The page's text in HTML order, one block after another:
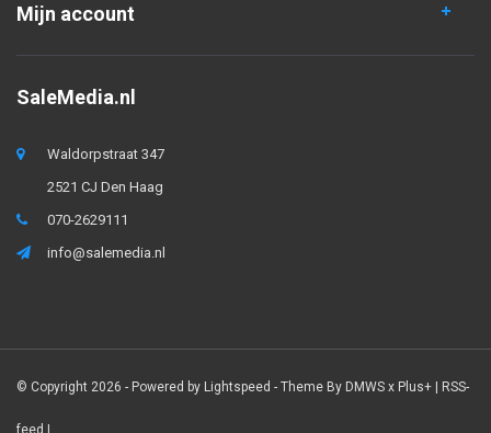
Mijn account
SaleMedia.nl
Waldorpstraat 347
2521 CJ Den Haag
070-2629111
info@salemedia.nl
© Copyright 2026 - Powered by Lightspeed - Theme By DMWS x Plus+ | RSS-
feed |